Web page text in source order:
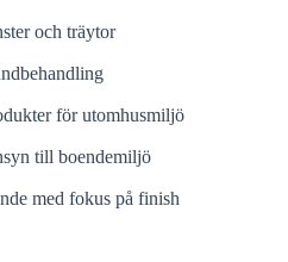
och träytor
för utomhusmiljö
till boendemiljö
med fokus på finish